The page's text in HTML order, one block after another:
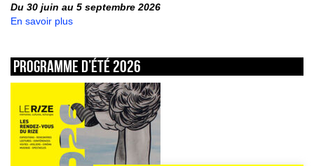
Du 30 juin au 5 septembre 2026
En savoir plus
Programme d’été 2026